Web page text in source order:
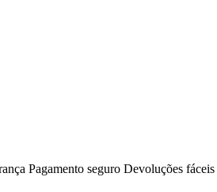
Pagamento seguro Devoluções fáceis